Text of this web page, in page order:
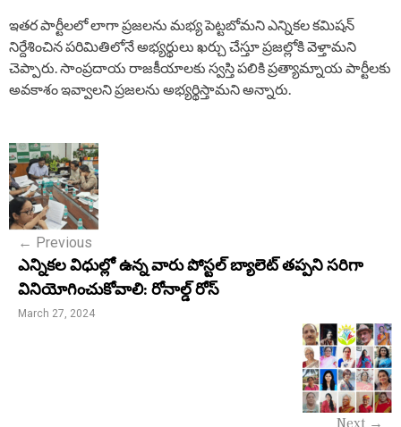
ఇతర పార్టీలలో లాగా ప్రజలను మభ్య పెట్టబోమని ఎన్నికల కమిషన్
నిర్దేశించిన పరిమితిలోనే అభ్యర్థులు ఖర్చు చేస్తూ ప్రజల్లోకి వెళ్తామని
చెప్పారు. సాంప్రదాయ రాజకీయాలకు స్వస్తి పలికి ప్రత్యామ్నాయ పార్టీలకు
అవకాశం ఇవ్వాలని ప్రజలను అభ్యర్థిస్తామని అన్నారు.
P
o
s
n
a
← Previous
ఎన్నికల విధుల్లో ఉన్న వారు పోస్టల్ బ్యాలెట్ తప్పని సరిగా
వినియోగించుకోవాలి: రోనాల్డ్ రోస్
March 27, 2024
Next →